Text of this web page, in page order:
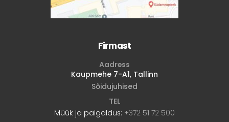
Firmast
Aadress
Kaupmehe 7-A1, Tallinn
Sõidujuhised
TEL
Müük ja paigaldus: +372 51 72 500